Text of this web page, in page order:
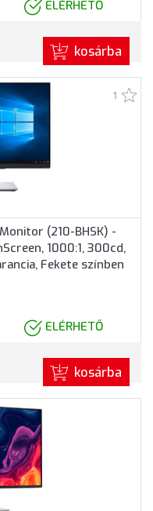
ELÉRHETŐ
kosárba
1
(210-BHSK) -
1000:1, 300cd,
Fekete színben
ELÉRHETŐ
kosárba